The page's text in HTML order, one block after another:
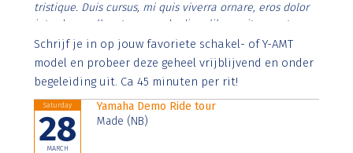
tristique. Duis cursus, mi quis viverra ornare, eros dolor
interdum nulla, ut commodo diam libero vitae erat.
Aenean faucibus nibh et justo cursus id rutrum lorem
imperdiet. Nunc ut sem vitae risus tristique posuere.
Schrijf je in op jouw favoriete schakel- of Y-AMT
model en probeer deze geheel vrijblijvend en onder
begeleiding uit. Ca 45 minuten per rit!
Saturday
28
MARCH
Yamaha Demo Ride tour
Made (NB)